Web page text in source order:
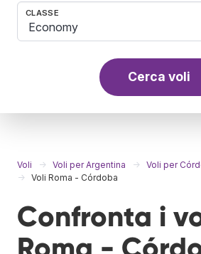
CLASSE
Cerca voli
Voli Voli per Argentina
Voli per
Voli Roma - Córdoba
Confronta i